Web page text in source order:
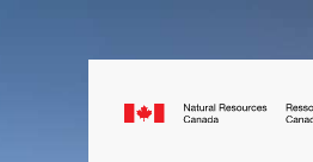
Canada.ca